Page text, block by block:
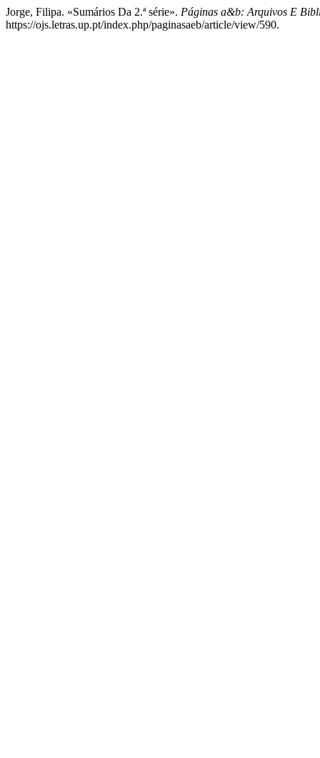
Jorge, Filipa. «Sumários Da 2.ª série». Páginas a&b: Arquivos E
https://ojs.letras.up.pt/index.php/paginasaeb/article/view/590.